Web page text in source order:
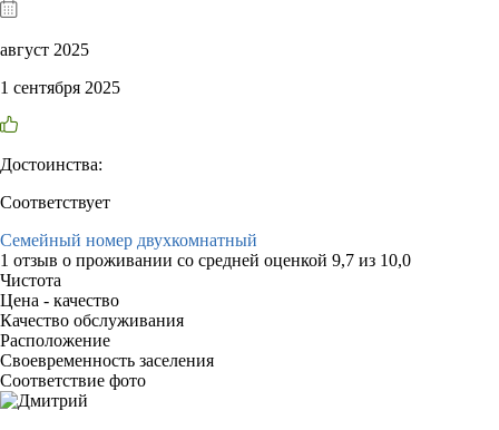
август 2025
1 сентября 2025
Достоинства:
Соответствует
Семейный номер двухкомнатный
1 отзыв о проживании со средней оценкой 9,7 из 10,0
Чистота
Цена - качество
Качество обслуживания
Расположение
Своевременность заселения
Соответствие фото